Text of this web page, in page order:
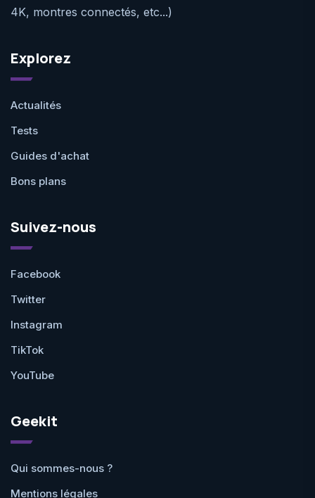
4K, montres connectés, etc...)
Explorez
Actualités
Tests
Guides d'achat
Bons plans
Suivez-nous
Facebook
Twitter
Instagram
TikTok
YouTube
Geekit
Qui sommes-nous ?
Mentions légales